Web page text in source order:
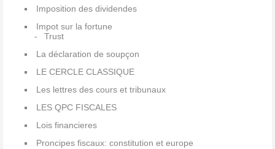
Imposition des dividendes
Impot sur la fortune
Trust
La déclaration de soupçon
LE CERCLE CLASSIQUE
Les lettres des cours et tribunaux
LES QPC FISCALES
Lois financieres
Proncipes fiscaux: constitution et europe